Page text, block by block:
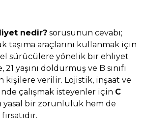
nedir? sorusunun cevabı;
taşıma araçlarını kullanmak için
sürücülere yönelik bir ehliyet
yaşını doldurmuş ve B sınıfı
kişilere verilir. Lojistik, inşaat ve
çalışmak isteyenler için C
yasal bir zorunluluk hem de